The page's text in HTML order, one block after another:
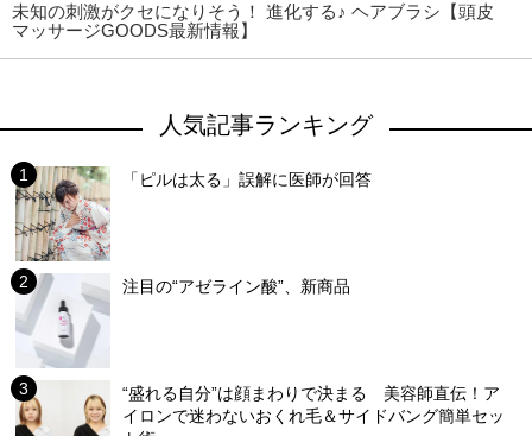
未知の刺激がクセになりそう！ 進化する♪ ヘアブラシ【頭皮
マッサージGOODS最新情報】
人気記事ランキング
「ピルは太る」誤解に医師が回答
注目の“アゼライン酸”、新商品
“盛れる自分”は顔まわりで決まる 美容師直伝！ア
イロンで迷わないおくれ毛＆サイドバング簡単セッ